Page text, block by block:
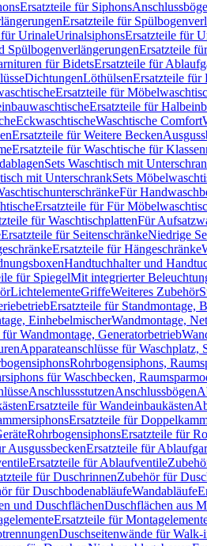
Ersatzteile für Siphons
Ersatzteile für
UrinaleUrinalsiphonsErsatzteile für
SpülbogenverlängerungenErsatzteile
für BidetsErsatzteile für
DichtungenLöthülsenErsatzteile für
Ersatzteile für
Ersatzteile für
EckwaschtischeWaschtische Comfort
Ersatzteile für Weitere Becken
Ersatzteile für Waschtische für
Sets Waschtisch mit
mit UnterschrankSets
Für
Ersatzteile für Für
für WaschtischplattenFür
Ersatzteile für SeitenschränkeNiedrige
Ersatzteile für Hängeschränke
Handtuchhalter und
für SpiegelMit integrierter
LichtelementeGriffeWeiteres Zubehör
Ersatzteile für Standmontage,
EinhebelmischerWandmontage,
Wandmontage, Generatorbetrieb
Apparateanschlüsse für Waschplatz,
Rohrbogensiphons,
für Waschbecken,
AnschlussstutzenAnschlussbögen
Ersatzteile für Wandeinbaukästen
Ersatzteile für
RohrbogensiphonsErsatzteile für
AusgussbeckenErsatzteile für
Ersatzteile für Ablaufventile
für DuschrinnenZubehör für
für DuschbodenabläufeWandabläufe
und DuschflächenDuschflächen aus
Ersatzteile für
Duschseitenwände für Walk-